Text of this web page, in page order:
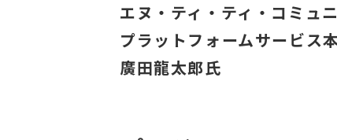
エヌ・ティ・ティ・コミュ
プラットフォームサービ
廣田龍太郎氏